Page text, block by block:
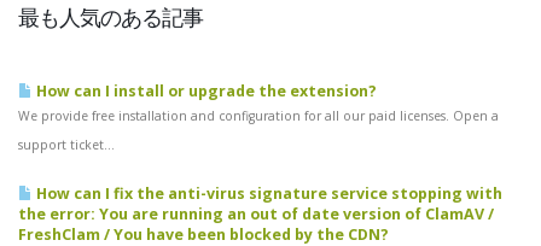
最も人気のある記事
How can I install or upgrade the extension?
We provide free installation and configuration for all our paid licenses. Open a
support ticket...
How can I fix the anti-virus signature service stopping with
the error: You are running an out of date version of ClamAV /
FreshClam / You have been blocked by the CDN?